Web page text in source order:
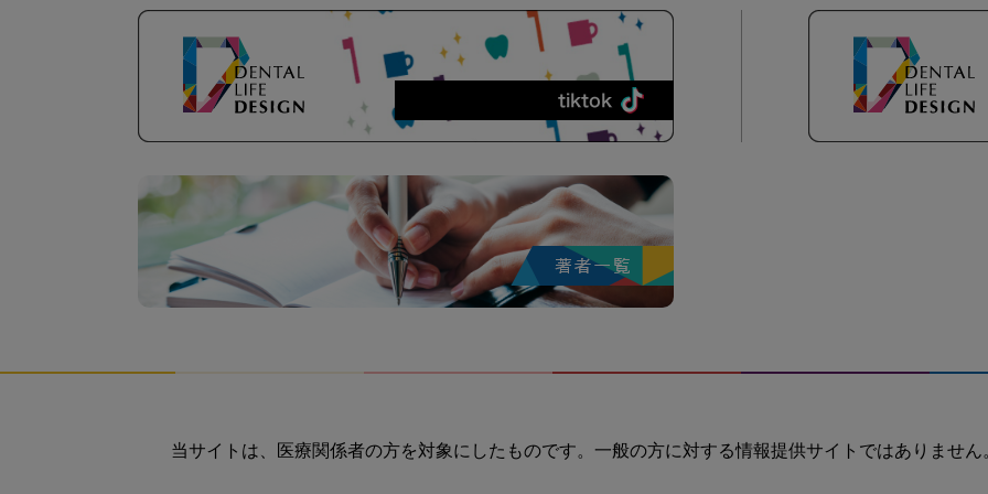
当サイトは、医療関係者の方を対象にしたものです。一般の方に対する情報提供サイトではありません